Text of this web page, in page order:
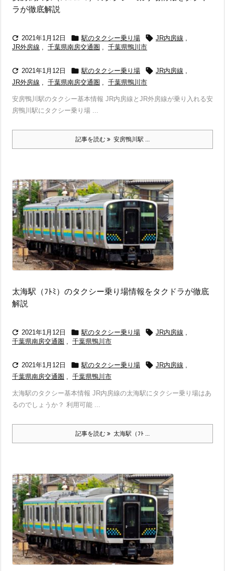
ラが徹底解説
 2021年1月12日  駅のタクシー乗り場  JR内房線 ,
JR外房線 , 千葉県南房交通圏 , 千葉県鴨川市
 2021年1月12日  駅のタクシー乗り場  JR内房線 ,
JR外房線 , 千葉県南房交通圏 , 千葉県鴨川市
安房鴨川駅のタクシー基本情報 JR内房線とJR外房線が乗り入れる安
房鴨川駅にタクシー乗り場 ...
記事を読む 安房鴨川駅 ...
太海駅（ﾌﾄﾐ）のタクシー乗り場情報をタクドラが徹底
解説
 2021年1月12日  駅のタクシー乗り場  JR内房線 ,
千葉県南房交通圏 , 千葉県鴨川市
 2021年1月12日  駅のタクシー乗り場  JR内房線 ,
千葉県南房交通圏 , 千葉県鴨川市
太海駅のタクシー基本情報 JR内房線の太海駅にタクシー乗り場はあ
るのでしょうか？ 利用可能 ...
記事を読む 太海駅（ﾌﾄ ...